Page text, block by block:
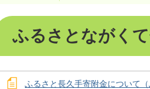
ふるさとながく
ふるさと長久手寄附金について（